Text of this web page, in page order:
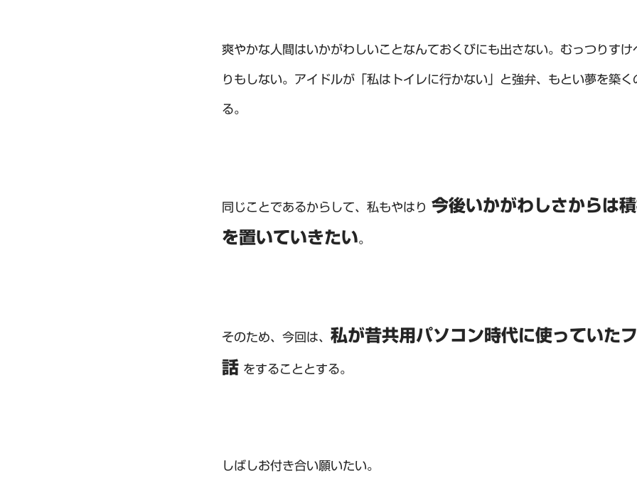
爽やかな人間はいかがわしいことなんておくびにも出さない。むっつりすけ
りもしない。アイドルが「私はトイレに行かない」と強弁、もとい夢を築く
る。
同じことであるからして、私もやはり 今後いかがわしさからは
を置いていきたい。
そのため、今回は、 私が昔共用パソコン時代に使っていた
話 をすることとする。
しばしお付き合い願いたい。